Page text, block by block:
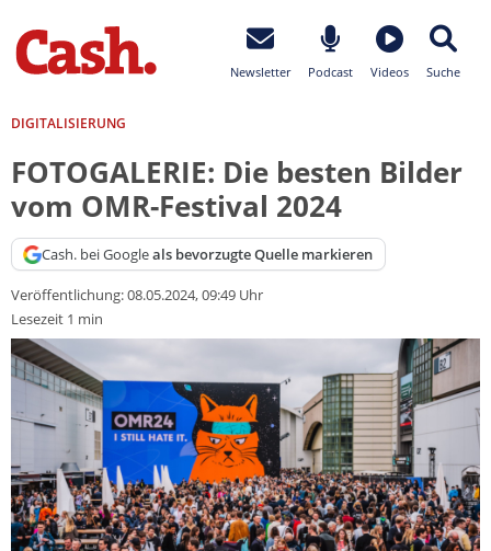
Newsletter Podcast Videos Suche
DIGITALISIERUNG
FOTOGALERIE: Die besten Bilder
vom OMR-Festival 2024
Cash. bei Googleals bevorzugte Quelle markieren
Veröffentlichung:08.05.2024, 09:49 Uhr
Lesezeit 1 min